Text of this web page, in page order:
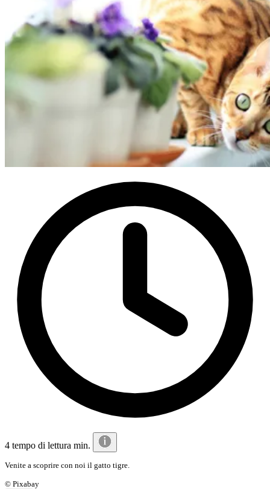
4 tempo di lettura min.
Venite a scoprire con noi il gatto tigre.
© Pixabay